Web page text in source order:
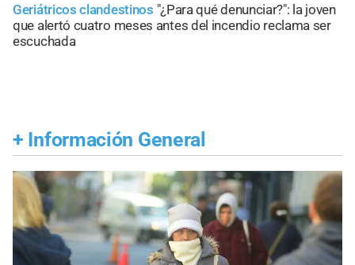
Geriátricos clandestinos "¿Para qué denunciar?": la joven
que alertó cuatro meses antes del incendio reclama ser
escuchada
+ Información General